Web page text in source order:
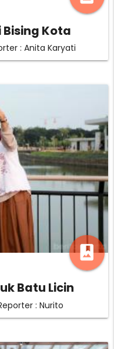
Kota
: Anita Karyati
photo_album
Batu Licin
: Nurito